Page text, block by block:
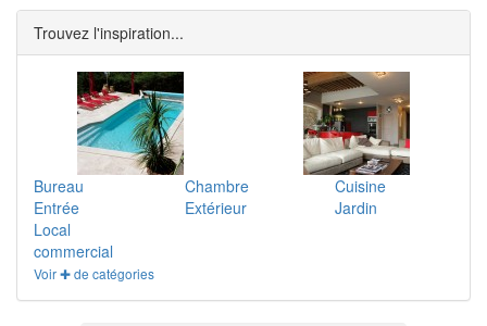
Trouvez l'inspiration...
Bureau Chambre
Cuisine
Entrée
Extérieur
Jardin
Local
commercial
Voir ✚ de catégories